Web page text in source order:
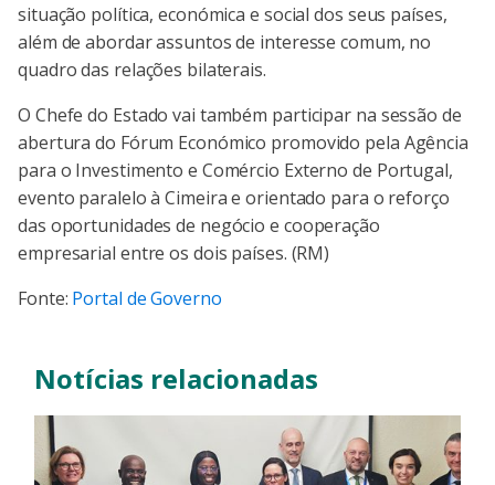
situação política, económica e social dos seus países,
além de abordar assuntos de interesse comum, no
quadro das relações bilaterais.
O Chefe do Estado vai também participar na sessão de
abertura do Fórum Económico promovido pela Agência
para o Investimento e Comércio Externo de Portugal,
evento paralelo à Cimeira e orientado para o reforço
das oportunidades de negócio e cooperação
empresarial entre os dois países. (RM)
Fonte: Portal de Governo
Notícias relacionadas